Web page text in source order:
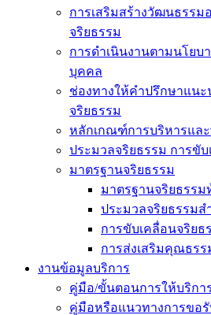
การเสริมสร้างวัฒนธรรม
จริยธรรม
การดำเนินงานตามนโยบ
บุคคล
ช่องทางให้คำปรึกษาแน
จริยธรรม
หลักเกณฑ์การบริหารแล
ประมวลจริยธรรม การขับ
มาตรฐานจริยธรรม
มาตรฐานจริยธรรม
ประมวลจริยธรรมส
การขับเคลื่อนจริยธ
การส่งเสริมคุณธรร
งานข้อมูลบริการ
คู่มือ/ขั้นตอนการให้บริกา
คู่มือหรือแนวทางการขอ